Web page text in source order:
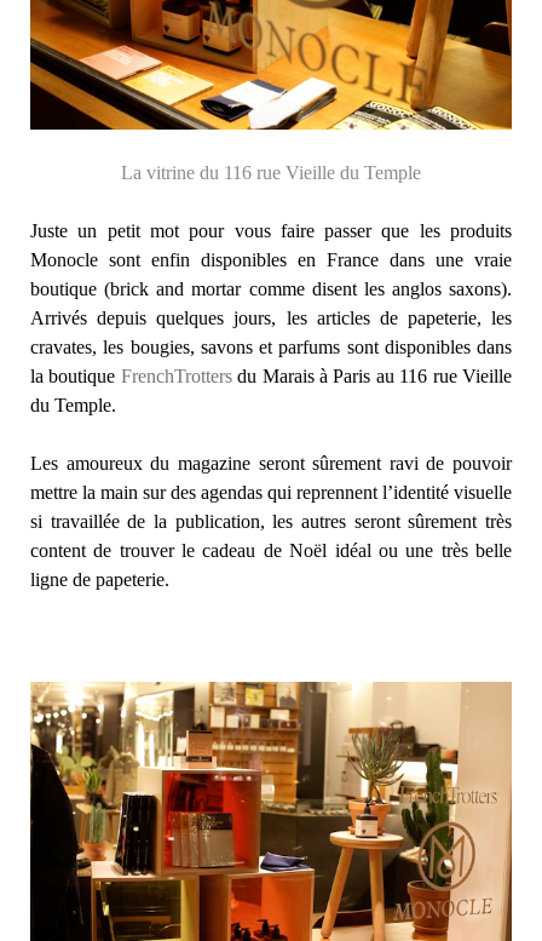
La vitrine du 116 rue Vieille du Temple
Juste un petit mot pour vous faire passer que les produits
Monocle sont enfin disponibles en France dans une vraie
boutique (brick and mortar comme disent les anglos saxons).
Arrivés depuis quelques jours, les articles de papeterie, les
cravates, les bougies, savons et parfums sont disponibles dans
la boutique FrenchTrottersdu Marais à Paris au 116 rue Vieille
du Temple.
Les amoureux du magazine seront sûrement ravi de pouvoir
mettre la main sur des agendas qui reprennent l’identité visuelle
si travaillée de la publication, les autres seront sûrement très
content de trouver le cadeau de Noël idéal ou une très belle
ligne de papeterie.